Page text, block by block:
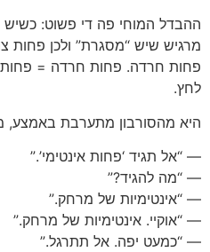
ההבדל המוחי פה די פשוט: כשיש
מרגיש שיש “מסגרת” ולכן פחות
פחות חרדה. פחות חרדה =
לחץ.
היא מהסורבון מתערבת באמצע,
— “אל תגיד ‘פחות אינטימי’.”
— “מה להגיד?”
— “אינטימיות של מרחק.”
— “אוקיי. אינטימיות של מרחק.”
— “כמעט יפה. אל תתרגל.”